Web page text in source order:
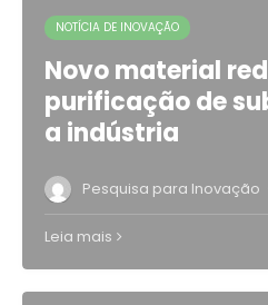
NOTÍCIA DE INOVAÇÃO
Novo material
purificação de
a indústria
Pesquisa para Inovação
Leia mais